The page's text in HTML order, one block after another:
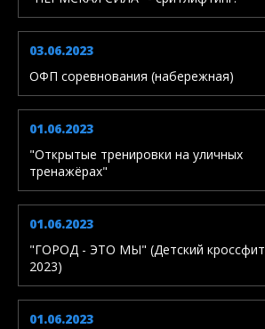
03.06.2023
ОФП соревнования (набережная)
01.06.2023
"Открытые тренировки на уличных
тренажёрах"
01.06.2023
"ГОРОД - ЭТО МЫ" (Детский кроссфит
2023)
01.06.2023